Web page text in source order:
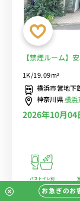
【禁煙ルーム】
家電＆デスク・
徒歩通学■選べ
1K/19.09m²
横浜市営地
神奈川県横浜
2026年10月04
バストイレ別
お急ぎの